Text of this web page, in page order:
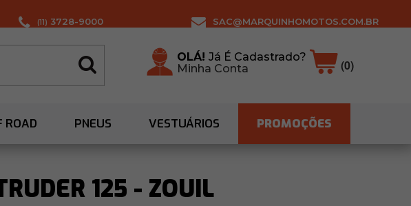
(11) 3728-9000 SAC@MARQUINHOMOTOS.COM.BR
OLÁ!Já É Cadastrado?
Minha Conta
(0)
ROAD PNEUS VESTUÁRIOS PROMOÇÕES
125 - ZOUIL